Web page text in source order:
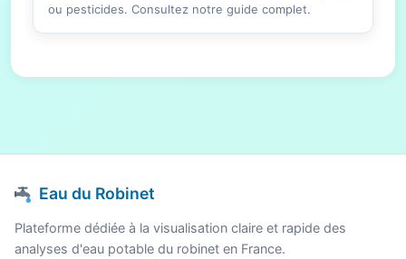
ou pesticides. Consultez notre guide complet.
Eau du Robinet
Plateforme dédiée à la visualisation claire et rapide des
analyses d'eau potable du robinet en France.